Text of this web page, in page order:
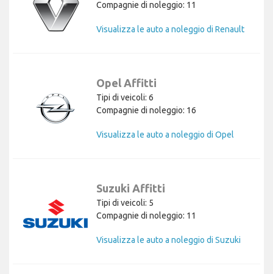
Compagnie di noleggio: 11
Visualizza le auto a noleggio di Renault
Opel Affitti
Tipi di veicoli: 6
Compagnie di noleggio: 16
Visualizza le auto a noleggio di Opel
Suzuki Affitti
Tipi di veicoli: 5
Compagnie di noleggio: 11
Visualizza le auto a noleggio di Suzuki